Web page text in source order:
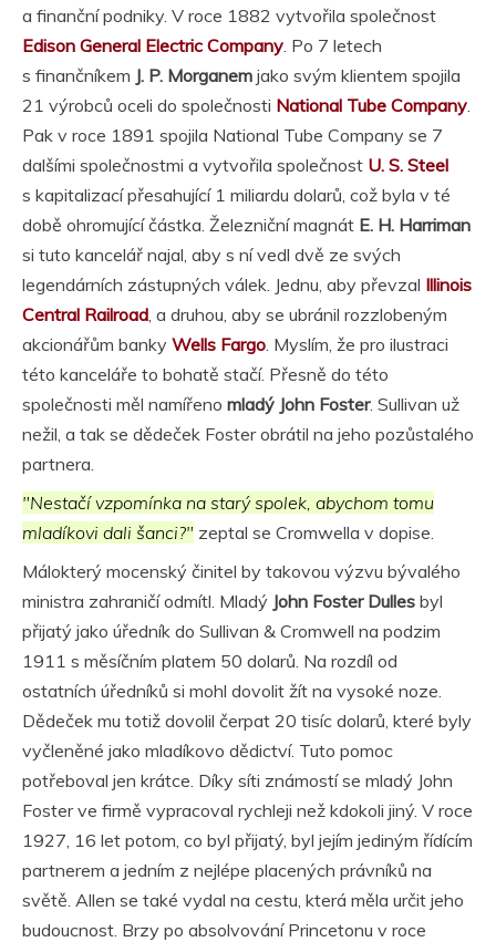
a finanční podniky. V roce 1882 vytvořila společnost
Edison General Electric Company . Po 7 letech
s finančníkem J. P. Morganem jako svým klientem spojila
21 výrobců oceli do společnosti National Tube Company
Pak v roce 1891 spojila National Tube Company se 7
dalšími společnostmi a vytvořila společnost U. S. Steel
s kapitalizací přesahující 1 miliardu dolarů, což byla v té
době ohromující částka. Železniční magnát E. H. Harriman
si tuto kancelář najal, aby s ní vedl dvě ze svých
legendárních zástupných válek. Jednu, aby převzal Illinois
Central Railroad , a druhou, aby se ubránil rozzlobeným
akcionářům banky Wells Fargo . Myslím, že pro ilustraci
této kanceláře to bohatě stačí. Přesně do této
společnosti měl namířeno mladý John Foster. Sullivan už
nežil, a tak se dědeček Foster obrátil na jeho pozůstalého
partnera.
"Nestačí vzpomínka na starý spolek, abychom tomu
mladíkovi dali šanci?" zeptal se Cromwella v dopise.
Málokterý mocenský činitel by takovou výzvu bývalého
ministra zahraničí odmítl. Mladý John Foster Dulles byl
přijatý jako úředník do Sullivan & Cromwell na podzim
1911 s měsíčním platem 50 dolarů. Na rozdíl od
ostatních úředníků si mohl dovolit žít na vysoké noze.
Dědeček mu totiž dovolil čerpat 20 tisíc dolarů, které byly
vyčleněné jako mladíkovo dědictví. Tuto pomoc
potřeboval jen krátce. Díky síti známostí se mladý John
Foster ve firmě vypracoval rychleji než kdokoli jiný. V roce
1927, 16 let potom, co byl přijatý, byl jejím jediným řídícím
partnerem a jedním z nejlépe placených právníků na
světě. Allen se také vydal na cestu, která měla určit jeho
budoucnost. Brzy po absolvování Princetonu v roce